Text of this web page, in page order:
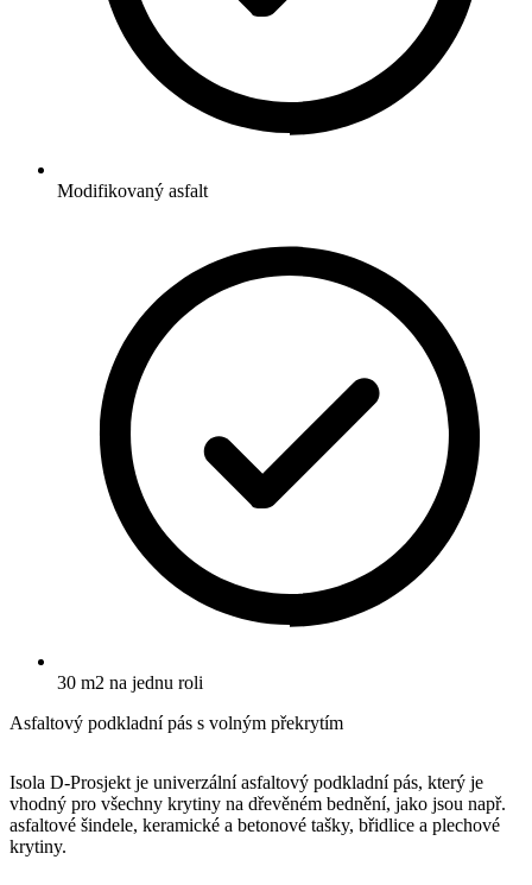
Modifikovaný asfalt
30 m2 na jednu roli
Asfaltový podkladní pás s volným překrytím
Isola D-Prosjekt je univerzální asfaltový podkladní pás, který je
vhodný pro všechny krytiny na dřevěném bednění, jako jsou např.
asfaltové šindele, keramické a betonové tašky, břidlice a plechové
krytiny.